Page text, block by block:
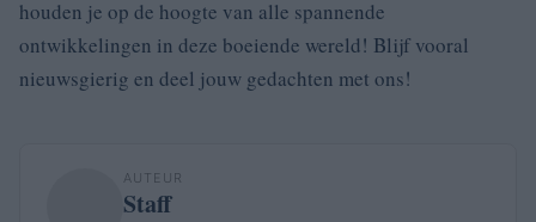
houden je op de hoogte van alle spannende
ontwikkelingen in deze boeiende wereld! Blijf vooral
nieuwsgierig en deel jouw gedachten met ons!
AUTEUR
Staff